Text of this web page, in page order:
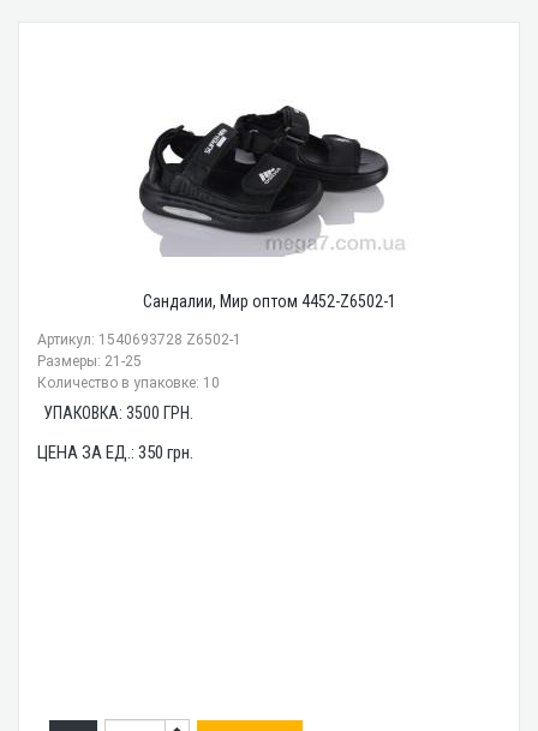
Сандалии, Мир оптом 4452-Z6502-1
Артикул: 1540693728 Z6502-1
Размеры: 21-25
Количество в упаковке: 10
УПАКОВКА: 3500 ГРН.
ЦЕНА ЗА ЕД.: 350 грн.